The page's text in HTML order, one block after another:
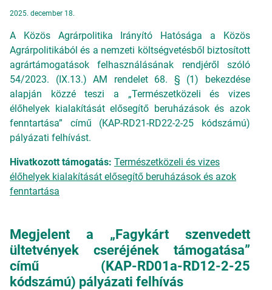
2025. december 18.
A Közös Agrárpolitika Irányító Hatósága a Közös
Agrárpolitikából és a nemzeti költségvetésből biztosított
agrártámogatások felhasználásának rendjéről szóló
54/2023. (IX.13.) AM rendelet 68. § (1) bekezdése
alapján közzé teszi a „Természetközeli és vizes
élőhelyek kialakítását elősegítő beruházások és azok
fenntartása” című (KAP-RD21-RD22-2-25 kódszámú)
pályázati felhívást.
Hivatkozott támogatás: Természetközeli és vizes
élőhelyek kialakítását elősegítő beruházások és azok
fenntartása
Megjelent a „Fagykárt szenvedett
ültetvények cseréjének támogatása”
című (KAP-RD01a-RD12-2-25
kódszámú) pályázati felhívás